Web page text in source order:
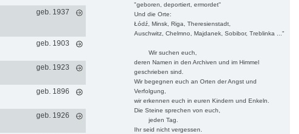
"geboren, deportiert, ermordet"
Und die Orte:
Łódź, Minsk, Riga, Theresienstadt,
Auschwitz, Chelmno, Majdanek, Sobibor, Treblinka ..."
Wir suchen euch,
deren Namen in den Archiven und im Himmel
geschrieben sind.
Wir begegnen euch an Orten der Angst und
Verfolgung,
wir erkennen euch in euren Kindern und Enkeln.
Die Steine sprechen von euch,
jeden Tag.
Ihr seid nicht vergessen.
geb. 1937
geb. 1903
geb. 1923
geb. 1896
geb. 1926